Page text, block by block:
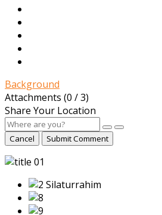
Background
Attachments (0 / 3)
Share Your Location
Cancel Submit Comment